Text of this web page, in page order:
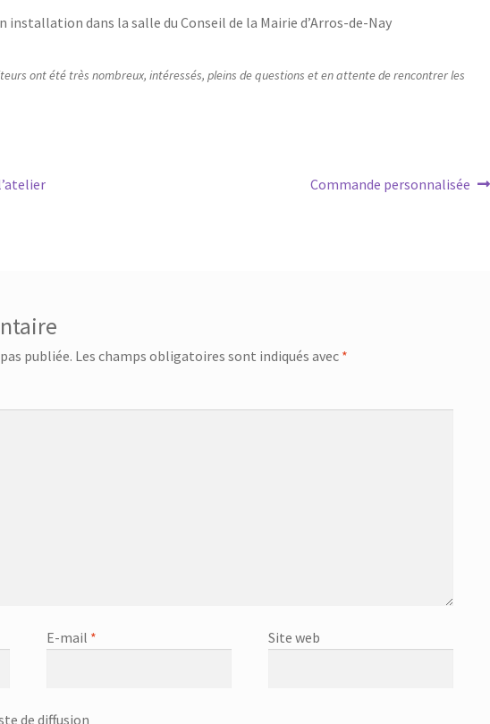
installation dans la salle du Conseil de la Mairie d’Arros-de-Nay
ont été très nombreux, intéressés, pleins de questions et en attente de rencontrer les
Article
Commande personnalisée
publiée. Les champs obligatoires sont indiqués avec *
E-mail * Site web
de diffusion